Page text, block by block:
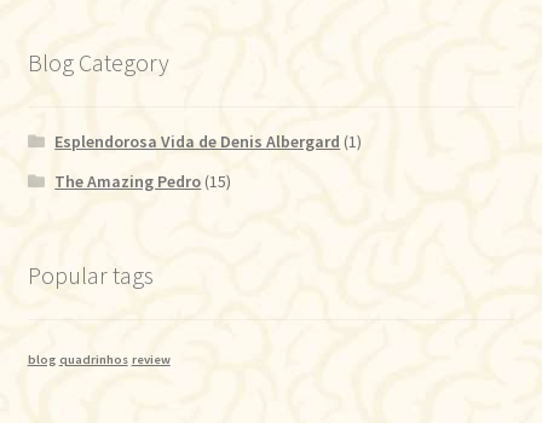
Blog Category
Esplendorosa Vida de Denis Albergard (1)
The Amazing Pedro (15)
Popular tags
blog quadrinhos review